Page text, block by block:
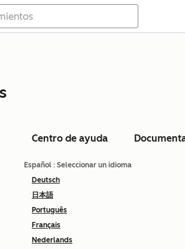
Centro de ayuda
Español : Seleccionar un idioma
Deutsch
日本語
Português
Français
Nederlands